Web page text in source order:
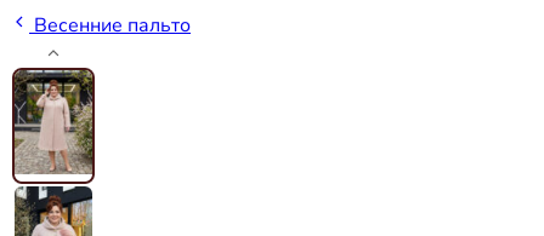
Весенние пальто